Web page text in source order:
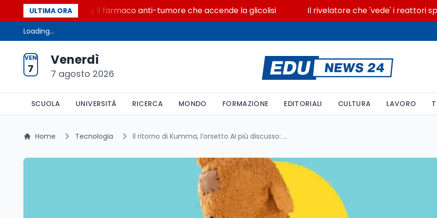
ULTIMA ORA
di Warburg: il farmaco anti-tumore che accende la glicolisi Il rivelatore che 'vede' i reattori spenti
Loading...
VEN
7
Venerdì
7 agosto 2026
SCUOLA UNIVERSITÀ RICERCA MONDO FORMAZIONE EDITORIALI CULTURA LAVORO
Home Tecnologia Il ritorno di Kumma, l’orsetto AI più discusso: tra promesse di sicurezza e timori dei genitori